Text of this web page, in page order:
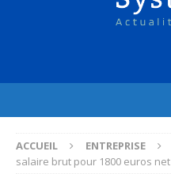
ACCUEIL ENTREPRISE
salaire brut pour 1800 euros net